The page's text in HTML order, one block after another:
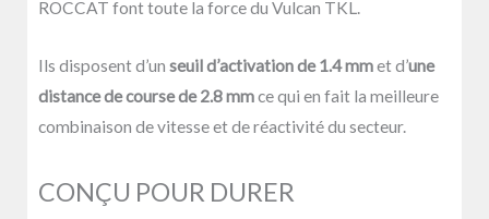
ROCCAT font toute la force du Vulcan TKL.
Ils disposent d’un seuil d’activation de 1.4 mmet d’une
distance de course de 2.8 mmce qui en fait la meilleure
combinaison de vitesse et de réactivité du secteur.
CONÇU POUR DURER